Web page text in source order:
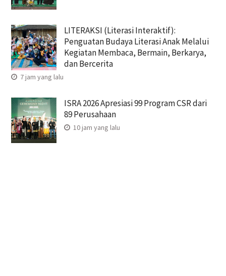
LITERAKSI (Literasi Interaktif):
Penguatan Budaya Literasi Anak Melalui
Kegiatan Membaca, Bermain, Berkarya,
dan Bercerita
7 jam yang lalu
ISRA 2026 Apresiasi 99 Program CSR dari
89 Perusahaan
10 jam yang lalu